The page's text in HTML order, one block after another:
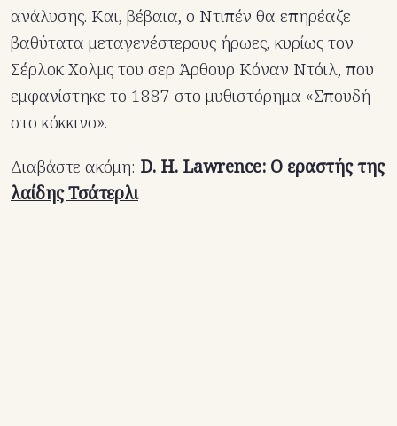
ανάλυσης. Και, βέβαια, ο Ντιπέν θα επηρέαζε
βαθύτατα μεταγενέστερους ήρωες, κυρίως τον
Σέρλοκ Χολμς του σερ Άρθουρ Κόναν Ντόιλ, που
εμφανίστηκε το 1887 στο μυθιστόρημα «Σπουδή
στο κόκκινο».
Διαβάστε ακόμη: D. H. Lawrence: Ο εραστής της
λαίδης Τσάτερλι